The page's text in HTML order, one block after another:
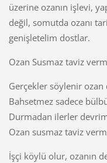
üzerine ozanın işlevi,
değil, somutda ozanı
genişletelim dostlar.
Ozan Susmaz taviz
Gerçekler söylenir ozan
Bahsetmez sadece
Durmadan ilerler
Ozan susmaz taviz
İşçi köylü olur, ozanın